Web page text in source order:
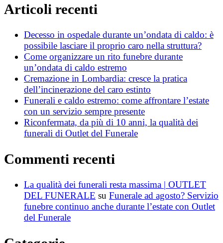
Articoli recenti
Decesso in ospedale durante un’ondata di caldo: è
possibile lasciare il proprio caro nella struttura?
Come organizzare un rito funebre durante
un’ondata di caldo estremo
Cremazione in Lombardia: cresce la pratica
dell’incinerazione del caro estinto
Funerali e caldo estremo: come affrontare l’estate
con un servizio sempre presente
Riconfermata, da più di 10 anni, la qualità dei
funerali di Outlet del Funerale
Commenti recenti
La qualità dei funerali resta massima | OUTLET
DEL FUNERALE su Funerale ad agosto? Servizio
funebre continuo anche durante l’estate con Outlet
del Funerale